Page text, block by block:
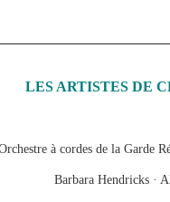
LES ARTISTES DE
à cordes de la Garde
Barbara Hendricks ·